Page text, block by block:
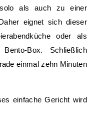
als auch zu einer
eignet sich dieser
oder als
Box. Schließlich
einmal zehn Minuten
einfache Gericht wird